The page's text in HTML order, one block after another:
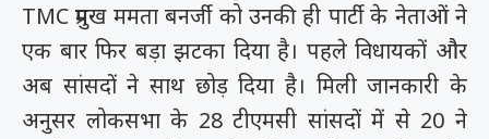
TMC प्रमुख ममता बनर्जी को उनकी ही पार्टी के नेताओं ने
एक बार फिर बड़ा झटका दिया है। पहले विधायकों और
अब सांसदों ने साथ छोड़ दिया है। मिली जानकारी के
अनुसर लोकसभा के 28 टीएमसी सांसदों में से 20 ने